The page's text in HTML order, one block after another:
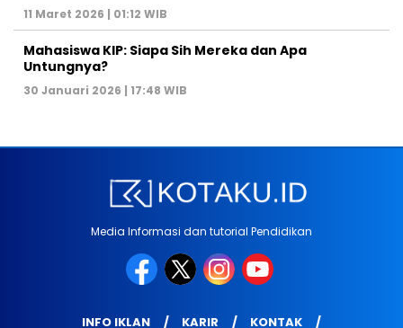
11 Maret 2026 | 01:12 WIB
Mahasiswa KIP: Siapa Sih Mereka dan Apa
Untungnya?
30 Januari 2026 | 17:48 WIB
Media Informasi dan tutorial Pendidikan
INFO IKLAN KARIR KONTAK